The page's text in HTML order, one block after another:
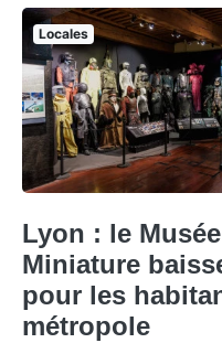
Locales
Lyon : le
Miniature
pour les
métropole